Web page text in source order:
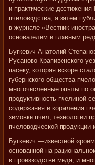
и практические
пчеловодства, а затем
в журнале «Вестник
основателем и главным
Бугкевич Анатолий
Русаново Крапивенского
пасеку, которая вскоре
губернского общества
многочисленные опыты по
продуктивность пчелиной
содержания и кормления
зимовки пчел, технологии
пчеловодческой продукции
Бугкевич —известной
основанной на
в производстве меда, и